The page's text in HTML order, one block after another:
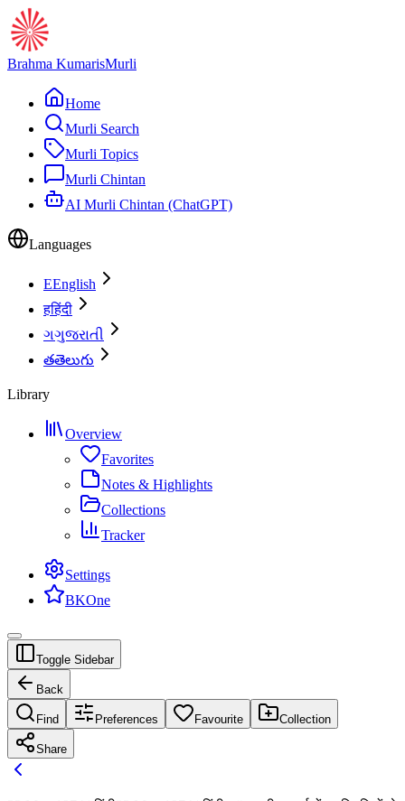
Brahma KumarisMurli
Home
Murli Search
Murli Topics
Murli Chintan
AI Murli Chintan (ChatGPT)
Languages
EEnglish
हहिंदी
ગગુજરાતી
తతెలుగు
Library
Overview
Favorites
Notes & Highlights
Collections
Tracker
Settings
BKOne
Toggle Sidebar
Back
Find Preferences Favourite Collection
Share